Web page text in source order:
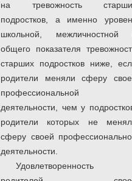
на тревожность
подростков, а именно
школьной, межличностной
общего показателя
старших подростков ниже,
родители меняли сферу
профессиональной
деятельности, чем у
родители которых не
сферу своей
деятельности.
Удовлетворенность